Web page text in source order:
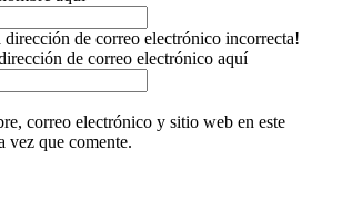
dirección de correo electrónico incorrecta!
de correo electrónico aquí
correo electrónico y sitio web en este
vez que comente.